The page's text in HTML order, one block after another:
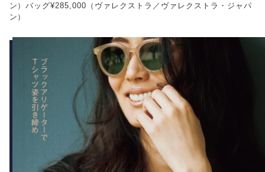
ン）バッグ¥285,000（ヴァレクストラ／ヴァレクストラ・ジャパ
ン）